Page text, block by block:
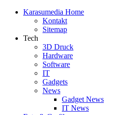
Skip
Karasumedia Home
Kontakt
Sitemap
Tech
3D Druck
Hardware
Software
IT
Gadgets
News
Gadget News
IT News